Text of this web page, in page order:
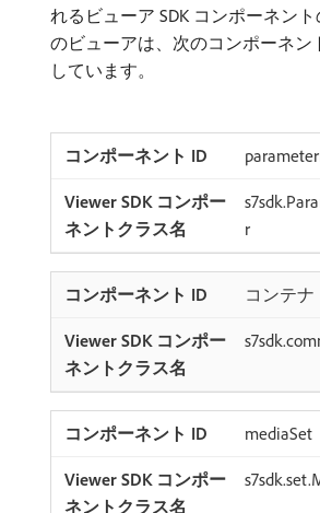
れるビューア SDK コンポーネント
のビューアは、次のコンポーネン
しています。
r
コンテナ
mediaSet